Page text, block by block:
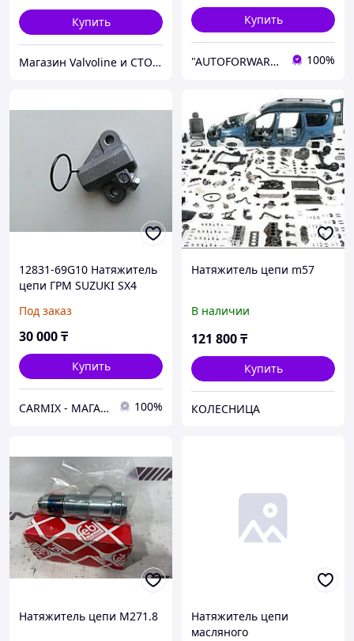
Купить
Магазин Valvoline и СТО V-Service
Купить
"AUTOFORWARD.KZ" Автозапчасти 100%
12831-69G10 Натяжитель
цепи ГРМ SUZUKI SX4
Под заказ
30 000₸
Купить
СARMIX - МАГАЗИН АВТОЗАПЧАСТЕЙ В НУР-СУЛТАНЕ (АСТАНА) 100%
Натяжитель цепи m57
В наличии
121 800₸
Купить
КОЛЕСНИЦА
Натяжитель цепи M271.8
Натяжитель цепи
масляного